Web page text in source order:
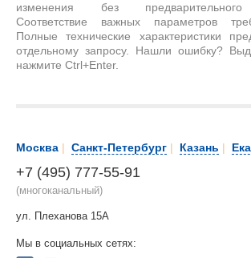
изменения без предварительного
Соответствие важных параметров
Полные технические характеристики
отдельному запросу. Нашли ошибку?
нажмите Ctrl+Enter.
Москва | Санкт-Петербург | Казань |
+7 (495) 777-55-91
(многоканальный)
ул. Плеханова 15А
Мы в социальных сетях: